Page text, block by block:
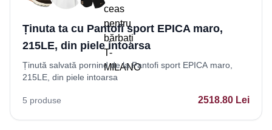
Ținuta ta cu Pantofi sport EPICA maro,
215LE, din piele intoarsa
Ținută salvată pornind de la Pantofi sport EPICA maro,
215LE, din piele intoarsa
5 produse 2518.80 Lei